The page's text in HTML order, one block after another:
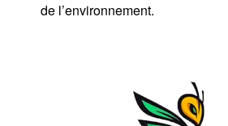
de l’environnement.